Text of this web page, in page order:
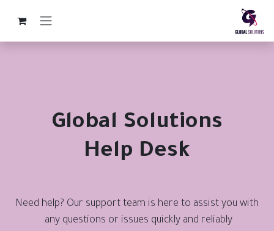
تخطي للذهاب إلى المحتوى
Global Solutions
Help Desk
Need help? Our support team is here to assist you with
any questions or issues quickly and reliably.